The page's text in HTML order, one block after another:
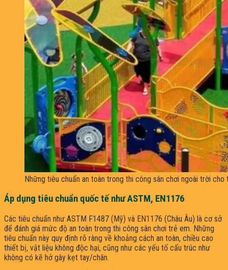
Những tiêu chuẩn an toàn trong thi công sân chơi ngoài trời cho
Áp dụng tiêu chuẩn quốc tế như ASTM, EN1176
Các tiêu chuẩn như ASTM F1487 (Mỹ) và EN1176 (Châu Âu) là cơ sở
để đánh giá mức độ an toàn trong thi công sân chơi trẻ em. Những
tiêu chuẩn này quy định rõ ràng về khoảng cách an toàn, chiều cao
thiết bị, vật liệu không độc hại, cũng như các yếu tố cấu trúc như
không có kẽ hở gây kẹt tay/chân.